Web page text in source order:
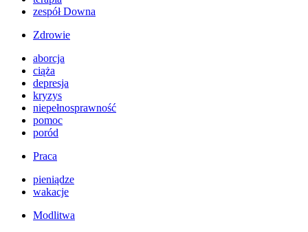
zespół Downa
Zdrowie
aborcja
ciąża
depresja
kryzys
niepełnosprawność
pomoc
poród
Praca
pieniądze
wakacje
Modlitwa